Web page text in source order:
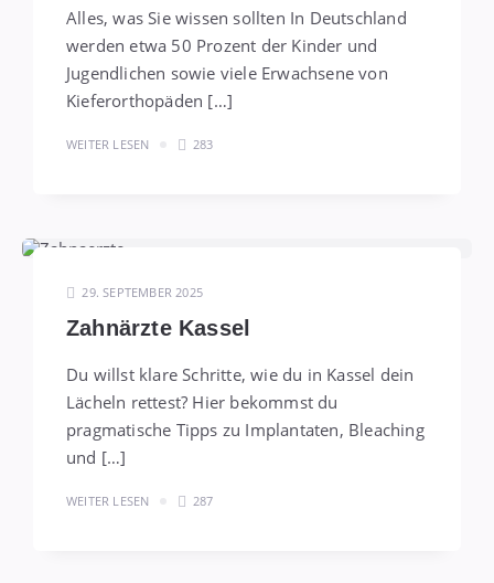
Alles, was Sie wissen sollten In Deutschland
werden etwa 50 Prozent der Kinder und
Jugendlichen sowie viele Erwachsene von
Kieferorthopäden […]
WEITER LESEN 283
29. SEPTEMBER 2025
Zahnärzte Kassel
Du willst klare Schritte, wie du in Kassel dein
Lächeln rettest? Hier bekommst du
pragmatische Tipps zu Implantaten, Bleaching
und […]
WEITER LESEN 287